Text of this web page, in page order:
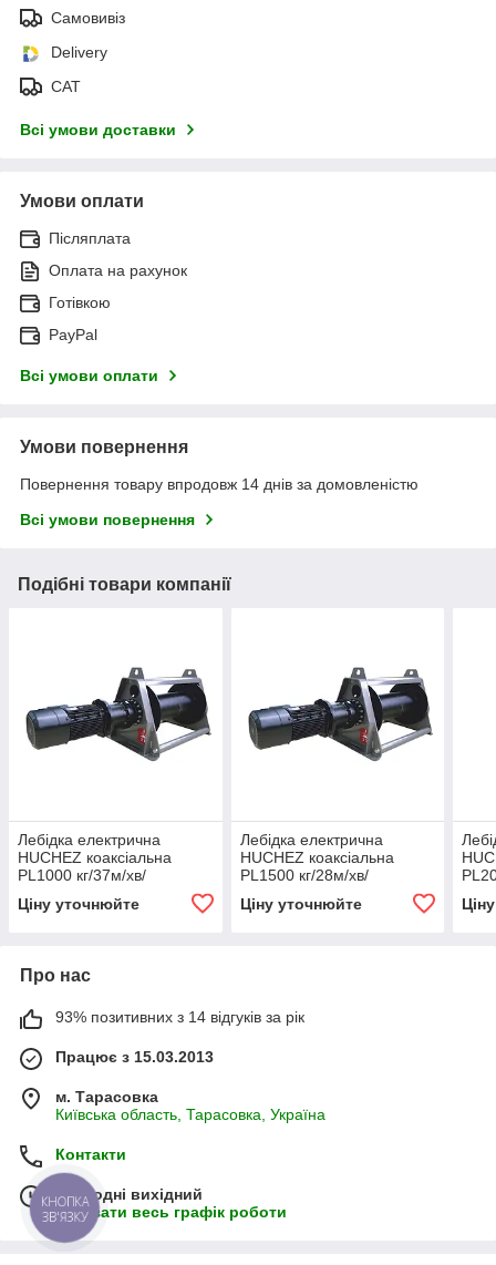
Самовивіз
Delivery
САТ
Всі умови доставки
Умови оплати
Післяплата
Оплата на рахунок
Готівкою
PayPal
Всі умови оплати
Умови повернення
Повернення товару впродовж 14 днів за домовленістю
Всі умови повернення
Подібні товари компанії
Лебідка електрична
HUCHEZ коаксіальна
PL1000 кг/37м/хв/
Ціну уточнюйте
Лебідка електрична
HUCHEZ коаксіальна
PL1500 кг/28м/хв/
Ціну уточнюйте
Про нас
93% позитивних з 14 відгуків за рік
Працює з 15.03.2013
м. Тарасовка
Київська область, Тарасовка, Україна
Контакти
Сьогодні вихідний
Показати весь графік роботи
КНОПКА
ЗВ'ЯЗКУ